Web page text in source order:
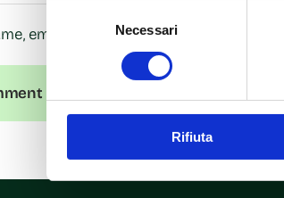
Selezione
del
Necessari
Rifiuta
email, and website in this browser